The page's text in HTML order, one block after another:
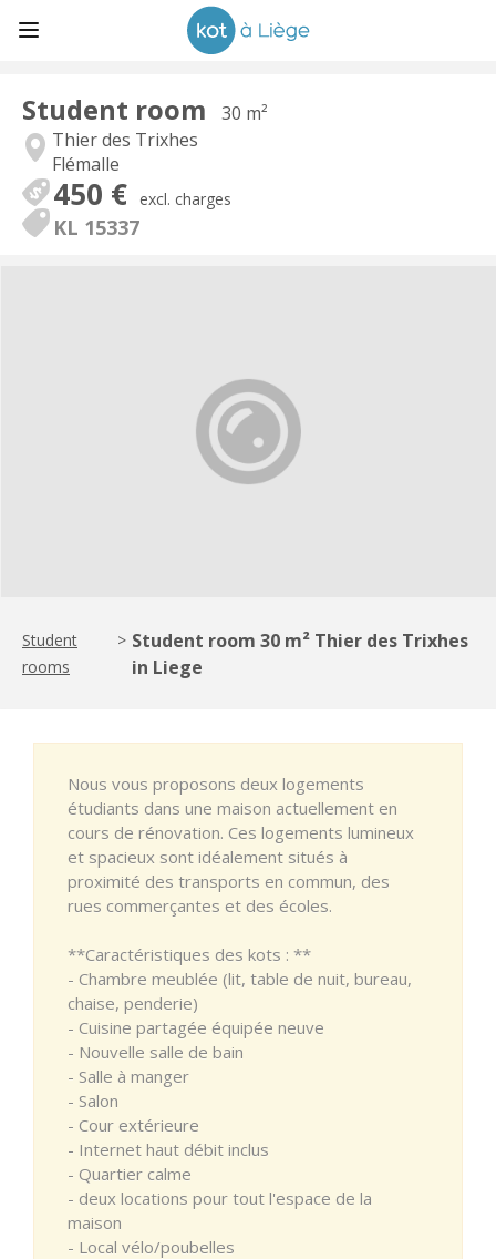
Student room
30 m²
Thier des Trixhes
Flémalle
450 € excl. charges
KL 15337
Student
rooms
> Student room 30 m² Thier des Trixhes
in Liege
Nous vous proposons deux logements
étudiants dans une maison actuellement en
cours de rénovation. Ces logements lumineux
et spacieux sont idéalement situés à
proximité des transports en commun, des
rues commerçantes et des écoles.
**Caractéristiques des kots : **
- Chambre meublée (lit, table de nuit, bureau,
chaise, penderie)
- Cuisine partagée équipée neuve
- Nouvelle salle de bain
- Salle à manger
- Salon
- Cour extérieure
- Internet haut débit inclus
- Quartier calme
- deux locations pour tout l'espace de la
maison
- Local vélo/poubelles